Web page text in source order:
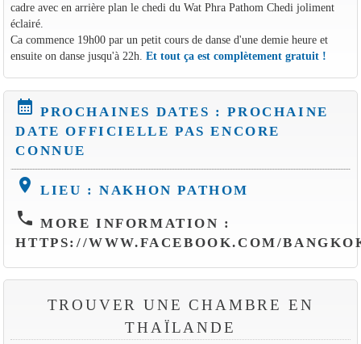
cadre avec en arrière plan le chedi du Wat Phra Pathom Chedi joliment
éclairé.
Ca commence 19h00 par un petit cours de danse d'une demie heure et
ensuite on danse jusqu'à 22h. Et tout ça est complètement gratuit !
calendar_month PROCHAINES DATES : PROCHAINE
DATE OFFICIELLE PAS ENCORE
CONNUE
location_on LIEU : NAKHON PATHOM
phone MORE INFORMATION :
HTTPS://WWW.FACEBOOK.COM/
TROUVER UNE CHAMBRE EN
THAÏLANDE